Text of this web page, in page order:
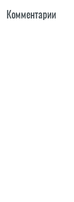
Комментарии